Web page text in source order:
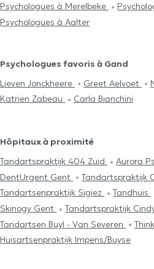
Psychologues à Merelbeke
Psychologues à Aalter
Psychologues favoris à Gand
Lieven Jonckheere
Greet Aelvoet
Katrien Zabeau
Carla Bianchini
Hôpitaux à proximité
Tandartspraktijk 404 Zuid
Aurora
DentUrgent Gent
Tandartspraktijk
Tandartsenpraktijk Sigiez
Tandhuis
Skinogy Gent
Tandartspraktijk
Tandartsen Buyl - Van Severen
Huisartsenpraktijk Impens/Buyse